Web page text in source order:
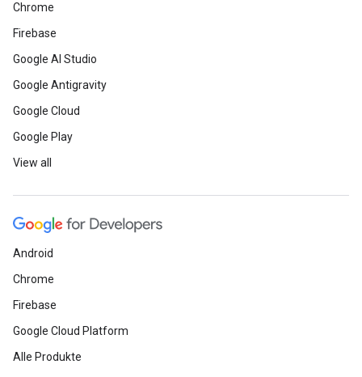
Chrome
Firebase
Google AI Studio
Google Antigravity
Google Cloud
Google Play
View all
Android
Chrome
Firebase
Google Cloud Platform
Alle Produkte